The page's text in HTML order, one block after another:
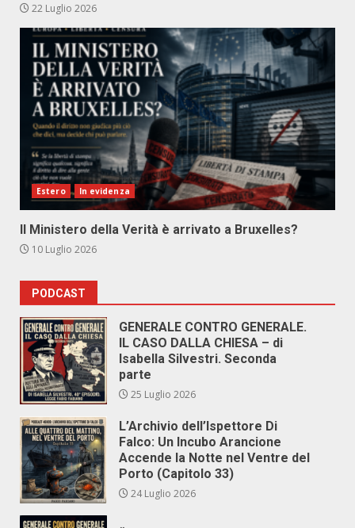
22 Luglio 2026
Estero In evidenza
Il Ministero della Verità è arrivato a Bruxelles?
10 Luglio 2026
PODCAST
GENERALE CONTRO GENERALE.
IL CASO DALLA CHIESA – di
Isabella Silvestri. Seconda
parte
25 Luglio 2026
L’Archivio dell’Ispettore Di
Falco: Un Incubo Arancione
Accende la Notte nel Ventre del
Porto (Capitolo 33)
24 Luglio 2026